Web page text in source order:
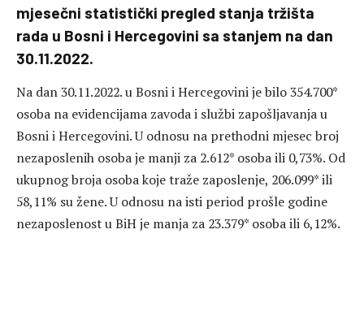
mjesečni statistički pregled stanja tržišta
rada u Bosni i Hercegovini sa stanjem na dan
30.11.2022.
Na dan 30.11.2022. u Bosni i Hercegovini je bilo 354.700*
osoba na evidencijama zavoda i službi zapošljavanja u
Bosni i Hercegovini. U odnosu na prethodni mjesec broj
nezaposlenih osoba je manji za 2.612* osoba ili 0,73%. Od
ukupnog broja osoba koje traže zaposlenje, 206.099* ili
58,11% su žene. U odnosu na isti period prošle godine
nezaposlenost u BiH je manja za 23.379* osoba ili 6,12%.